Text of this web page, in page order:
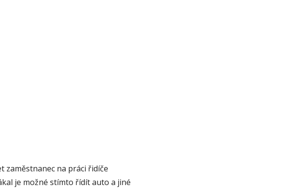
zaměstnanec na práci řidíče
je možné stímto řídít auto a jiné